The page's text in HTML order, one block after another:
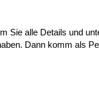
Sie alle Details und
Dann komm als